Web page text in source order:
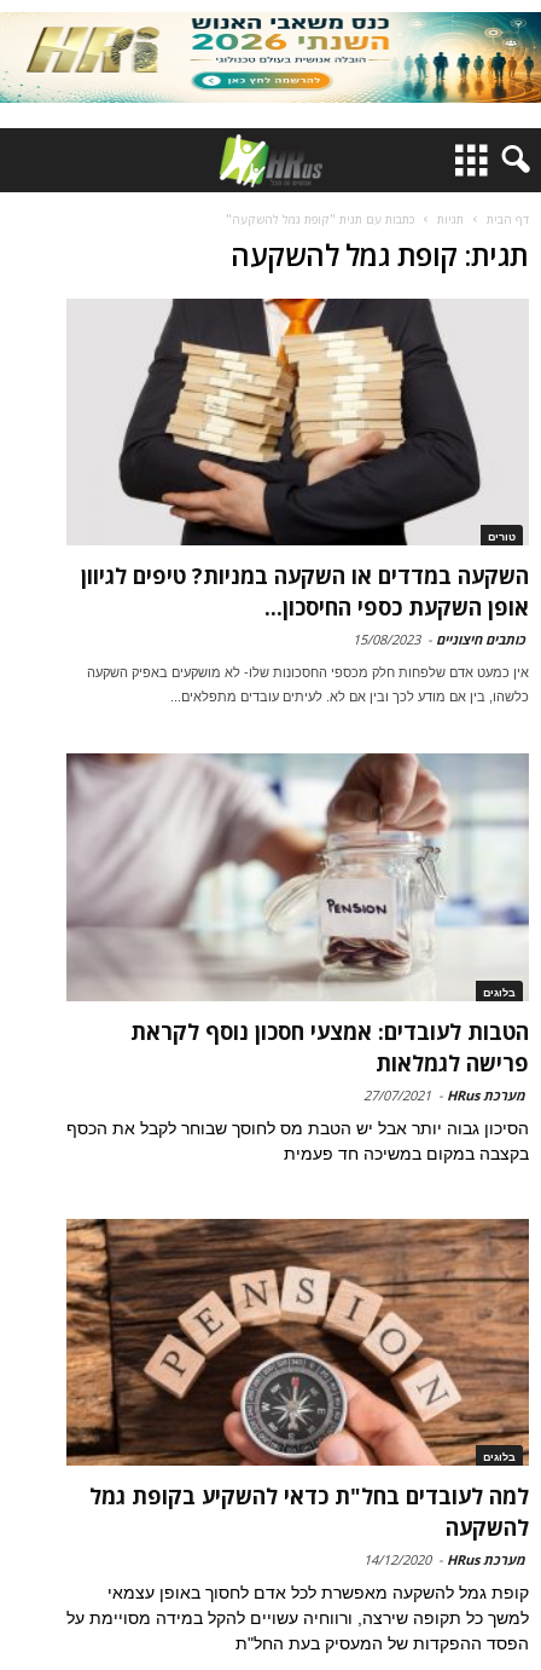
דף הבית תגיות כתבות עם תגית "קופת גמל להשקעה"
תגית: קופת גמל להשקעה
טורים
השקעה במדדים או השקעה במניות? טיפים לגיוון
אופן השקעת כספי החיסכון...
כותבים חיצוניים -
15/08/2023
אין כמעט אדם שלפחות חלק מכספי החסכונות שלו- לא מושקעים באפיק השקעה
כלשהו, בין אם מודע לכך ובין אם לא. לעיתים עובדים מתפלאים...
בלוגים
הטבות לעובדים: אמצעי חסכון נוסף לקראת
פרישה לגמלאות
מערכת HRus -
27/07/2021
הסיכון גבוה יותר אבל יש הטבת מס לחוסך שבוחר לקבל את הכסף
בקצבה במקום במשיכה חד פעמית
בלוגים
למה לעובדים בחל"ת כדאי להשקיע בקופת גמל
להשקעה
מערכת HRus -
14/12/2020
קופת גמל להשקעה מאפשרת לכל אדם לחסוך באופן עצמאי
למשך כל תקופה שירצה, ורווחיה עשויים להקל במידה מסויימת על
הפסד ההפקדות של המעסיק בעת החל"ת